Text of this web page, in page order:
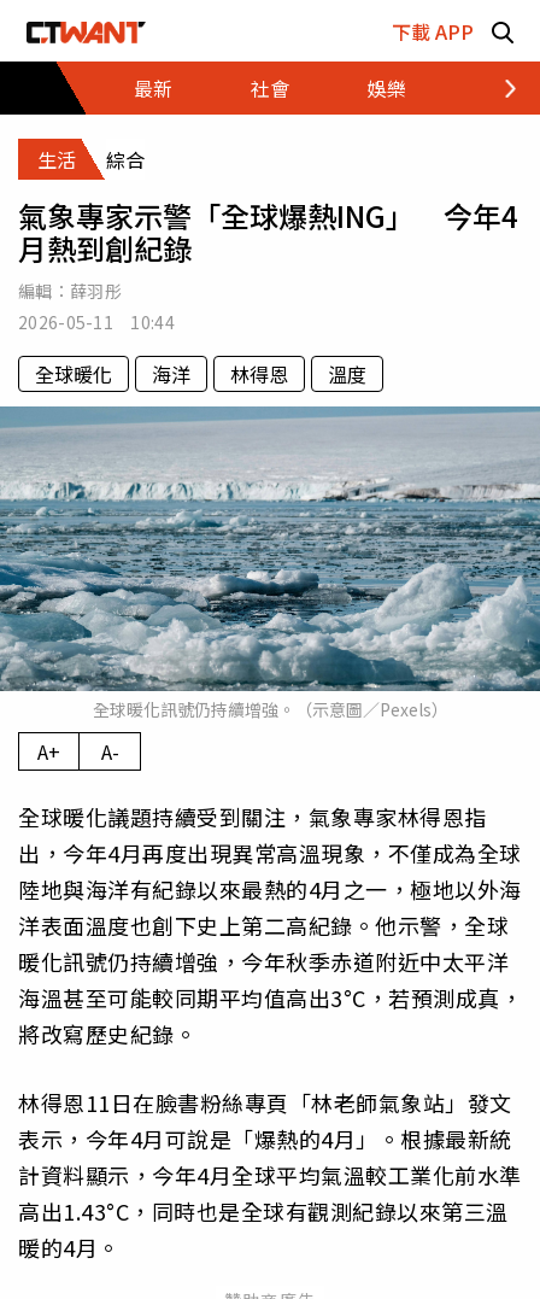
下載 APP
最新
社會 娛樂 財經
生活 綜合
氣象專家示警「全球爆熱ING」 今年4
月熱到創紀錄
編輯： 薛羽彤
2026-05-11 10:44
全球暖化 海洋 林得恩 溫度
全球暖化訊號仍持續增強。（示意圖／Pexels）
A+ A-
全球暖化議題持續受到關注，氣象專家林得恩指
出，今年4月再度出現異常高溫現象，不僅成為全球
陸地與海洋有紀錄以來最熱的4月之一，極地以外海
洋表面溫度也創下史上第二高紀錄。他示警，全球
暖化訊號仍持續增強，今年秋季赤道附近中太平洋
海溫甚至可能較同期平均值高出3°C，若預測成真，
將改寫歷史紀錄。
林得恩11日在臉書粉絲專頁「林老師氣象站」發文
表示，今年4月可說是「爆熱的4月」。根據最新統
計資料顯示，今年4月全球平均氣溫較工業化前水準
高出1.43°C，同時也是全球有觀測紀錄以來第三溫
暖的4月。